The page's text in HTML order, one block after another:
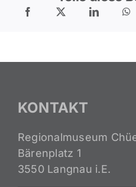
KONTAKT
Regionalmuseum
Bärenplatz 1
3550 Langnau i.E.